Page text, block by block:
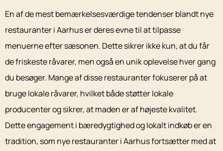
En af de mest bemærkelsesværdige tendenser blandt nye
restauranter i Aarhus er deres evne til at tilpasse
menuerne efter sæsonen. Dette sikrer ikke kun, at du får
de friskeste råvarer, men også en unik oplevelse hver gang
du besøger. Mange af disse restauranter fokuserer på at
bruge lokale råvarer, hvilket både støtter lokale
producenter og sikrer, at maden er af højeste kvalitet.
Dette engagement i bæredygtighed og lokalt indkøb er en
tradition, som nye restauranter i Aarhus fortsætter med at